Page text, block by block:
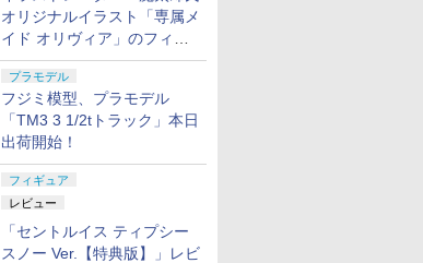
オリジナルイラスト「専属メ
イド オリヴィア」のフィギ
ュア彩色原型が東京フィギュ
アギャラリーにて展示中
プラモデル
フジミ模型、プラモデル
「TM3 3 1/2tトラック」本日
出荷開始！
フィギュア
レビュー
「セントルイス ティプシー
スノー Ver.【特典版】」レビ